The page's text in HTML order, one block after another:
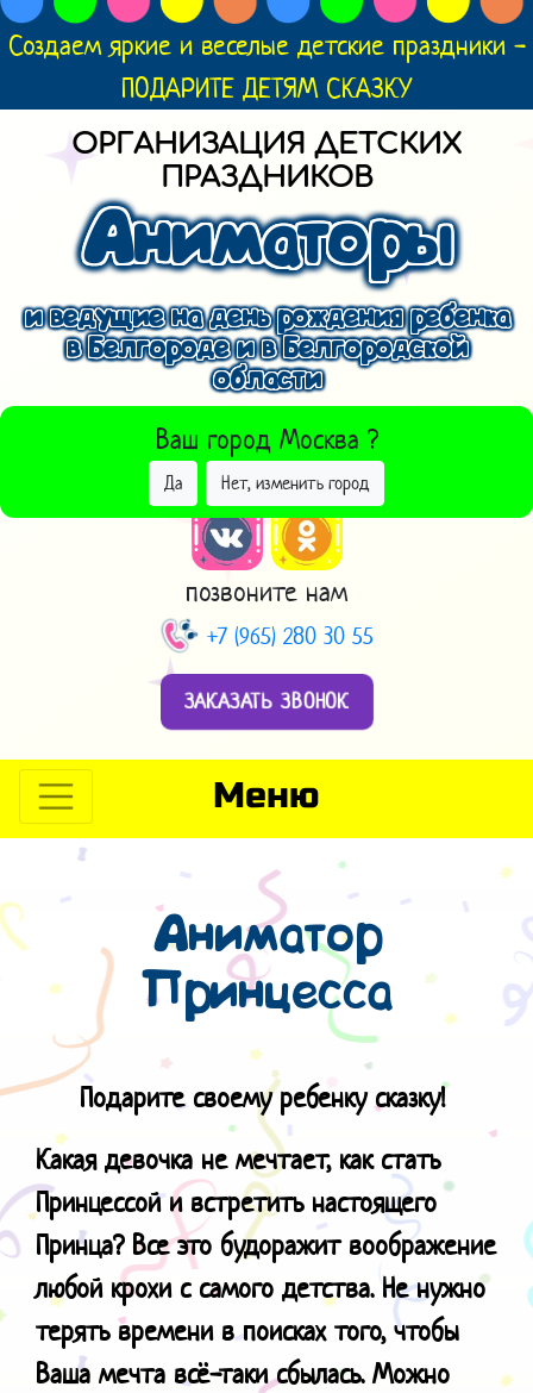
Создаем яркие и веселые детские праздники -
ПОДАРИТЕ ДЕТЯМ СКАЗКУ
ОРГАНИЗАЦИЯ ДЕТСКИХ
ПРАЗДНИКОВ
Аниматоры
и ведущие на день рождения ребенка
в Белгороде и в Белгородской
области
Ваш город Москва ?
Да Нет, изменить город
ВЫБРАТЬ ДРУГОЙ ГОРОД
позвоните нам
+7 (965) 280 30 55
ЗАКАЗАТЬ ЗВОНОК
Меню
Аниматор
Принцесса
Подарите своему ребенку сказку!
Какая девочка не мечтает, как стать
Принцессой и встретить настоящего
Принца? Все это будоражит воображение
любой крохи с самого детства. Не нужно
терять времени в поисках того, чтобы
Ваша мечта всё-таки сбылась. Можно